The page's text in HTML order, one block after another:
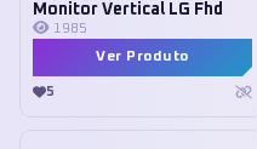
Monitor Vertical LG Fhd
1985
Ver Produto
5